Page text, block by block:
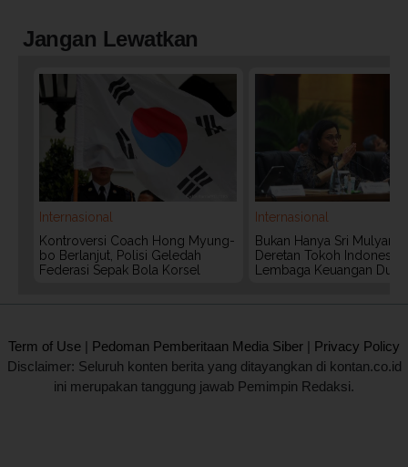
Jangan Lewatkan
Internasional
Kontroversi Coach Hong Myung-
bo Berlanjut, Polisi Geledah
Federasi Sepak Bola Korsel
Internasional
Bukan Hanya Sri Mulyani,
Deretan Tokoh Indonesia
Lembaga Keuangan Dunia
Term of Use | Pedoman Pemberitaan Media Siber | Privacy Policy
Disclaimer: Seluruh konten berita yang ditayangkan di kontan.co.id
ini merupakan tanggung jawab Pemimpin Redaksi.